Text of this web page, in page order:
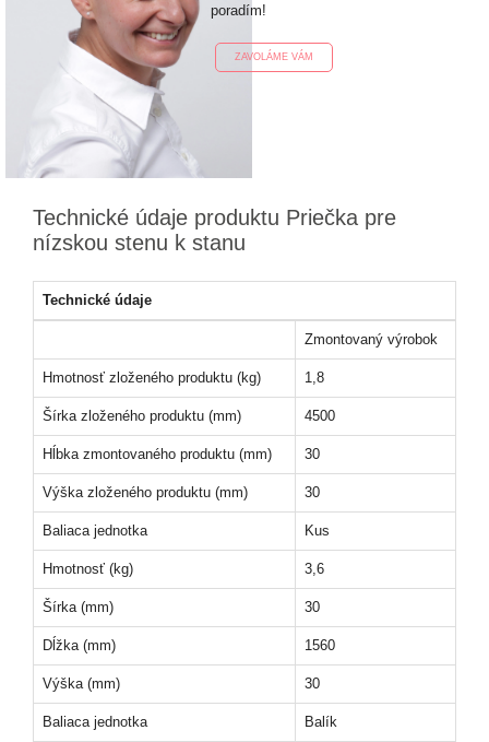
poradím!
ZAVOLÁME VÁM
Technické údaje produktu Priečka pre
nízskou stenu k stanu
Technické údaje
Zmontovaný výrobok
Hmotnosť zloženého produktu (kg) 1,8
Šírka zloženého produktu (mm) 4500
Hĺbka zmontovaného produktu (mm) 30
Výška zloženého produktu (mm) 30
Baliaca jednotka Kus
Hmotnosť (kg) 3,6
Šírka (mm) 30
Dĺžka (mm) 1560
Výška (mm) 30
Baliaca jednotka Balík